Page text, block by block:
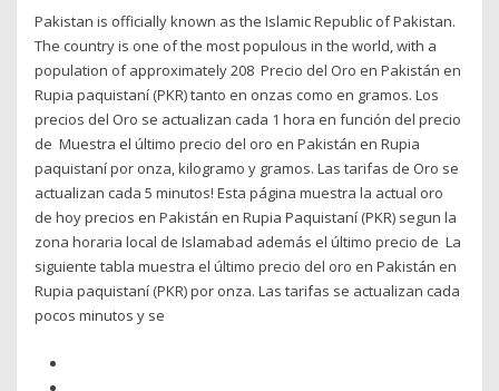
Pakistan is officially known as the Islamic Republic of Pakistan.
The country is one of the most populous in the world, with a
population of approximately 208 Precio del Oro en Pakistán en
Rupia paquistaní (PKR) tanto en onzas como en gramos. Los
precios del Oro se actualizan cada 1 hora en función del precio
de Muestra el último precio del oro en Pakistán en Rupia
paquistaní por onza, kilogramo y gramos. Las tarifas de Oro se
actualizan cada 5 minutos! Esta página muestra la actual oro
de hoy precios en Pakistán en Rupia Paquistaní (PKR) segun la
zona horaria local de Islamabad además el último precio de La
siguiente tabla muestra el último precio del oro en Pakistán en
Rupia paquistaní (PKR) por onza. Las tarifas se actualizan cada
pocos minutos y se